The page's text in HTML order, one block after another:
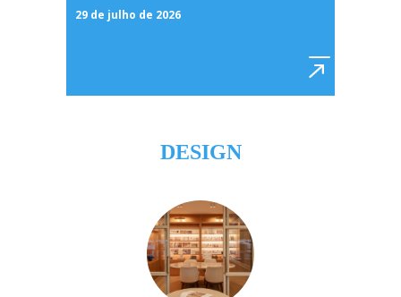
29 de julho de 2026
DESIGN